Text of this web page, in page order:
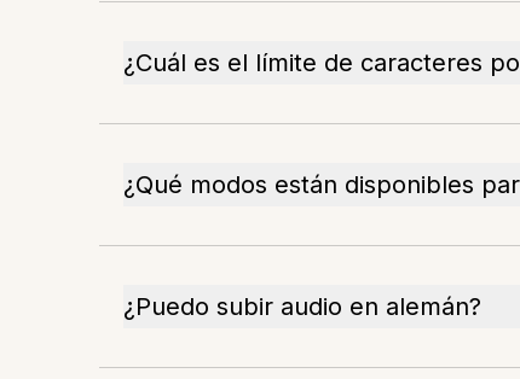
¿Cuál es el límite de caracteres
¿Qué modos están disponibles
¿Puedo subir audio en alemán?